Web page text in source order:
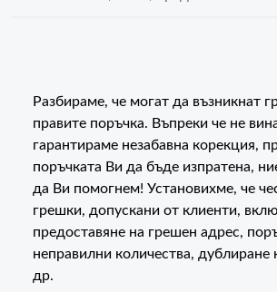
Разбираме, че могат да възникнат
правите поръчка. Въпреки че не
гарантираме незабавна корекция,
поръчката Ви да бъде изпратена,
да Ви помогнем! Установихме, че
грешки, допускани от клиенти,
предоставяне на грешен адрес,
неправилни количества, дублиране
др.